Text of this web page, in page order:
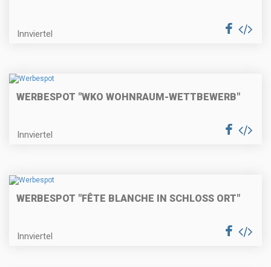
Innviertel
WERBESPOT "WKO WOHNRAUM-WETTBEWERB"
Innviertel
WERBESPOT "FÊTE BLANCHE IN SCHLOSS ORT"
Innviertel